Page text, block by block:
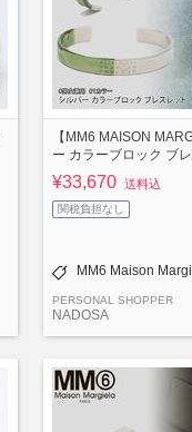
【MM6 MAISON
ー カラーブロック ブ
¥33,670 送料込
関税負担なし
MM6 Maison
PERSONAL SHOPPER
NADOSA